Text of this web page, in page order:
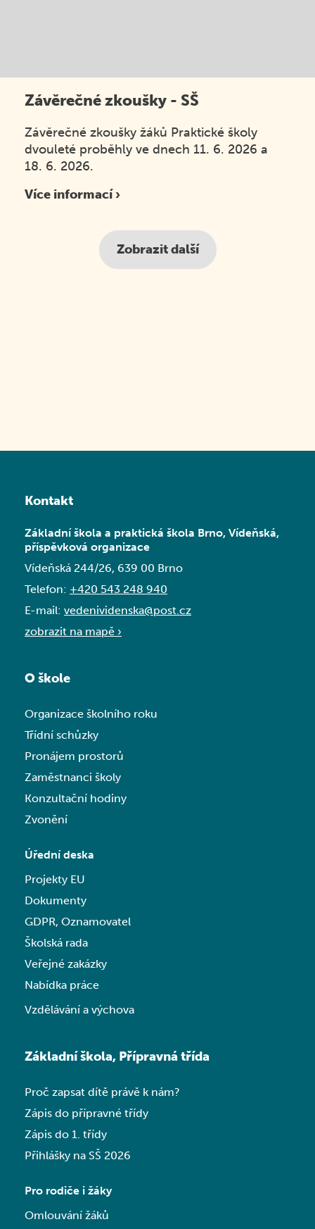
Závěrečné zkoušky - SŠ
Závěrečné zkoušky žáků Praktické školy
dvouleté proběhly ve dnech 11. 6. 2026 a
18. 6. 2026.
Více informací ›
Zobrazit další
Kontakt
Základní škola a praktická škola Brno, Vídeňská,
příspěvková organizace
Vídeňská 244/26, 639 00 Brno
Telefon: +420 543 248 940
E-mail: vedenividenska@post.cz
zobrazit na mapě ›
O škole
Organizace školního roku
Třídní schůzky
Pronájem prostorů
Zaměstnanci školy
Konzultační hodiny
Zvonění
Úřední deska
Projekty EU
Dokumenty
GDPR, Oznamovatel
Školská rada
Veřejné zakázky
Nabídka práce
Vzdělávání a výchova
Základní škola, Přípravná třída
Proč zapsat dítě právě k nám?
Zápis do přípravné třídy
Zápis do 1. třídy
Přihlášky na SŠ 2026
Pro rodiče i žáky
Omlouvání žáků